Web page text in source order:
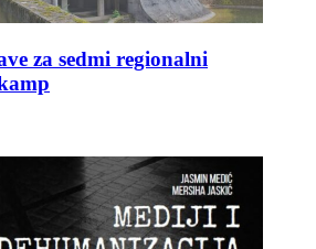
za sedmi regionalni